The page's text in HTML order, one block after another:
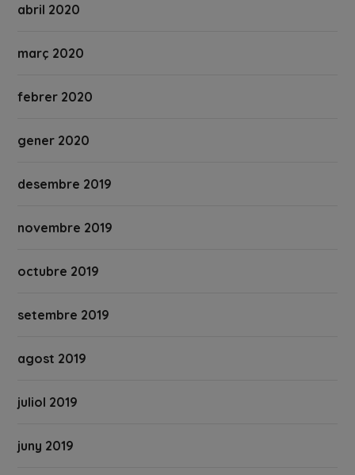
abril 2020
març 2020
febrer 2020
gener 2020
desembre 2019
novembre 2019
octubre 2019
setembre 2019
agost 2019
juliol 2019
juny 2019